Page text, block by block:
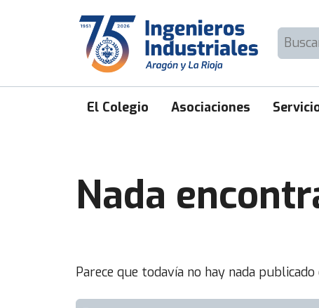
Buscar:
El Colegio Asociaciones
Nada
Parece que todavía no hay nada